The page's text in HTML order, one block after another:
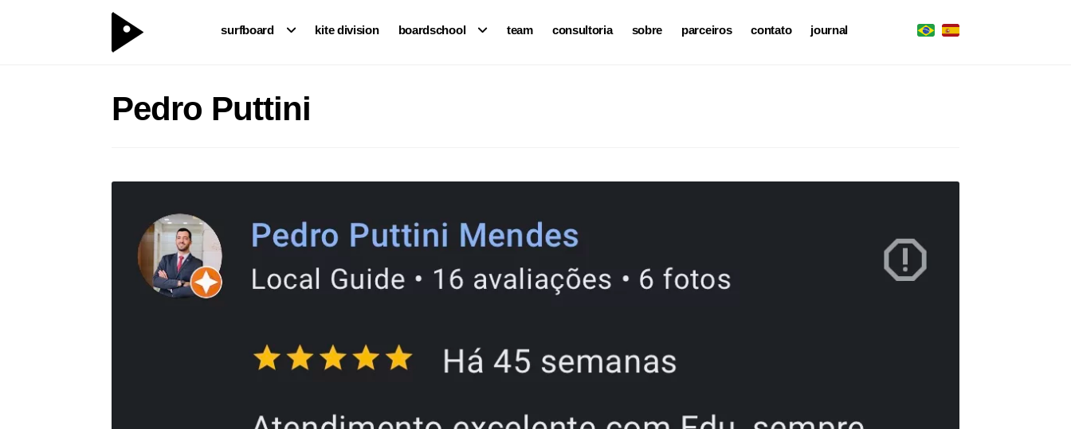
surfboard kite division boardschool team consultoria sobre parceiros contato journal
Pedro Puttini